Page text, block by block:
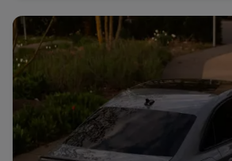
Range Rover Corvette